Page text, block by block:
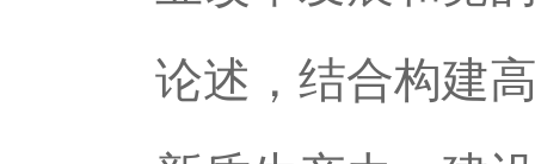
论述，结合构建